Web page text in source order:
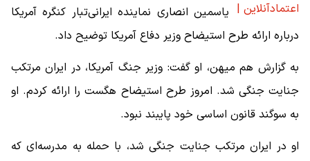
اعتمادآنلاین | یاسمین انصاری نماینده ایرانی‌تبار کنگره آمریکا
درباره ارائه طرح استیضاح وزیر دفاع آمریکا توضیح داد.
به گزارش هم میهن، او گفت: وزیر جنگ آمریکا، در ایران مرتکب
جنایت جنگی شد. امروز طرح استیضاح هگست را ارائه کردم. او
به سوگند قانون اساسی خود پایبند نبود.
او در ایران مرتکب جنایت جنگی شد، با حمله به مدرسه‌ای که